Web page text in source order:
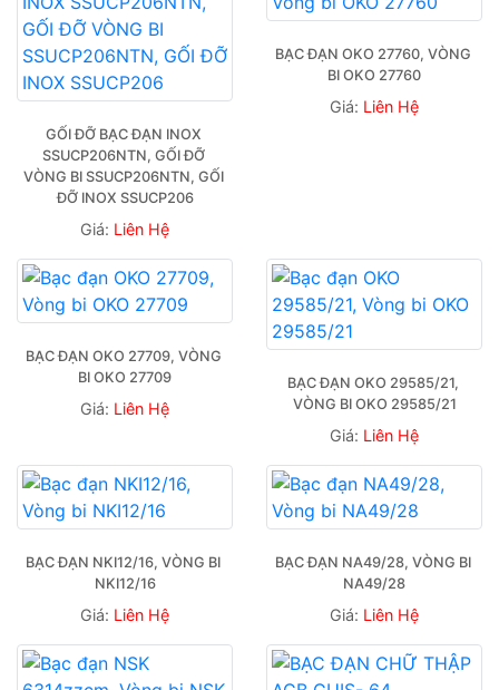
GỐI ĐỠ BẠC ĐẠN INOX
SSUCP206NTN, GỐI ĐỠ
VÒNG BI SSUCP206NTN, GỐI
ĐỠ INOX SSUCP206
Giá: Liên Hệ
BẠC ĐẠN OKO 27760, VÒNG
BI OKO 27760
Giá: Liên Hệ
BẠC ĐẠN OKO 27709, VÒNG
BI OKO 27709
Giá: Liên Hệ
BẠC ĐẠN OKO 29585/21,
VÒNG BI OKO 29585/21
Giá: Liên Hệ
BẠC ĐẠN NKI12/16, VÒNG BI
NKI12/16
Giá: Liên Hệ
BẠC ĐẠN NA49/28, VÒNG BI
NA49/28
Giá: Liên Hệ